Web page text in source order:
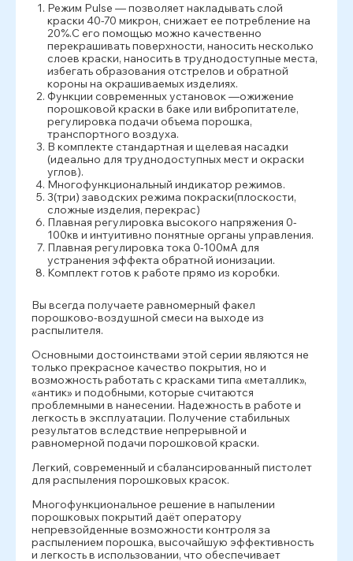
Режим Pulse — позволяет накладывать слой
краски 40-70 микрон, снижает ее потребление на
20%.С его помощью можно качественно
перекрашивать поверхности, наносить несколько
слоев краски, наносить в труднодоступные места,
избегать образования отстрелов и обратной
короны на окрашиваемых изделиях.
Функции современных установок —ожижение
порошковой краски в баке или вибропитателе,
регулировка подачи объема порошка,
транспортного воздуха.
В комплекте стандартная и щелевая насадки
(идеально для труднодоступных мест и окраски
углов).
Многофункциональный индикатор режимов.
3(три) заводских режима покраски(плоскости,
сложные изделия, перекрас)
Плавная регулировка высокого напряжения 0-
100кв и интуитивно понятные органы управления.
Плавная регулировка тока 0-100мА для
устранения эффекта обратной ионизации.
Комплект готов к работе прямо из коробки.
Вы всегда получаете равномерный факел
порошково-воздушной смеси на выходе из
распылителя.
Основными достоинствами этой серии являются не
только прекрасное качество покрытия, но и
возможность работать с красками типа «металлик»,
«антик» и подобными, которые считаются
проблемными в нанесении. Надежность в работе и
легкость в эксплуатации. Получение стабильных
результатов вследствие непрерывной и
равномерной подачи порошковой краски.
Легкий, современный и сбалансированный пистолет
для распыления порошковых красок.
Многофункциональное решение в напылении
порошковых покрытий даёт оператору
непревзойденные возможности контроля за
распылением порошка, высочайшую эффективность
и легкость в использовании, что обеспечивает